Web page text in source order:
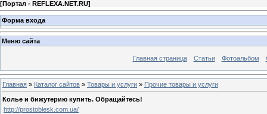
[Портал - REFLEXA.NET.RU]
Форма входа
Меню сайта
Главная страница Статьи Фотоальбом
Главная » Каталог сайтов » Товары и услуги » Прочие товары и услуги
Колье и бижутерию купить. Обращайтесь!
http://prostoblesk.com.ua/